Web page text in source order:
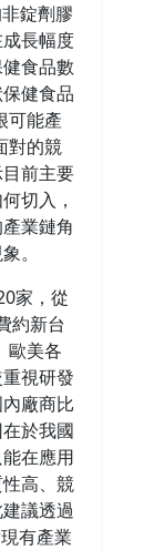
錠劑膠
長幅度
食品數
健食品
可能產
對的競
前主要
切入，
業鏈角
。
家，從
約新台
歐美各
視研發
廠商比
於我國
在應用
高、競
議透過
有產業